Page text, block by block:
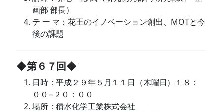
画部 部長）
テ ー マ：花王のイノベーション創出、MOTと今
後の課題
◆第６７回◆
日時：平成２９年５月１１日（木曜日）１８：
００−２０：００
場所：積水化学工業株式会社